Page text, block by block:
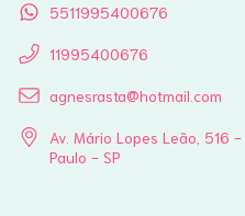
5511995400676
11995400676
agnesrasta@hotmail.com
Av. Mário Lopes Leão, 516
Paulo - SP